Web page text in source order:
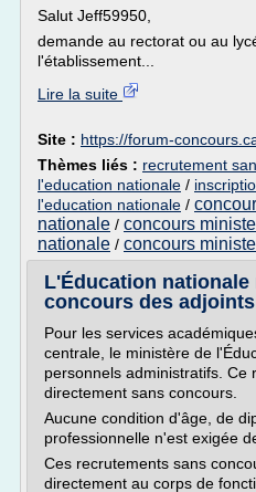
Salut Jeff59950,
demande au rectorat ou au
l'établissement...
Lire la suite
Site : https://forum-
Thèmes liés : recrutement
l'education nationale /
l'education nationale /
nationale / concours
nationale / concours
L'Éducation nationale
concours des adjoints
Pour les services
centrale, le ministère de
personnels administratifs. Ce
directement sans concours.
Aucune condition d'âge, de
professionnelle n'est exigée
Ces recrutements sans
directement au corps de